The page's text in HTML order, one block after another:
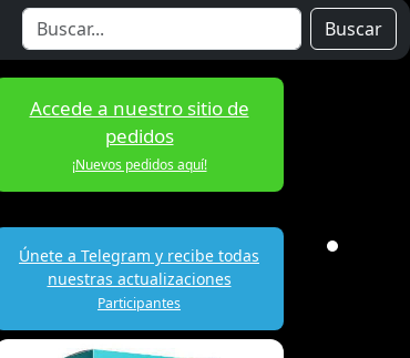
Buscar
Accede a nuestro sitio de
pedidos
¡Nuevos pedidos aquí!
Únete a Telegram y recibe todas
nuestras actualizaciones
Participantes